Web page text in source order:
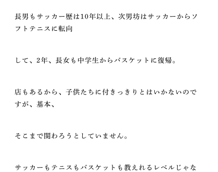
長男もサッカー歴は10年以上、次男坊はサッカーからソ
フトテニスに転向
して、2年、長女も中学生からバスケットに復帰。
店もあるから、子供たちに付きっきりとはいかないので
すが、基本、
そこまで関わろうとしていません。
サッカーもテニスもバスケットも教えれるレベルじゃな